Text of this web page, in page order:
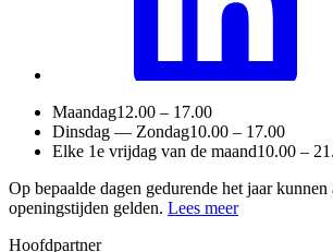
Maandag12.00 – 17.00
Dinsdag — Zondag10.00 – 17.00
Elke 1e vrijdag van de maand10.00 –
Op bepaalde dagen gedurende het jaar
openingstijden gelden. Lees meer
Hoofdpartner